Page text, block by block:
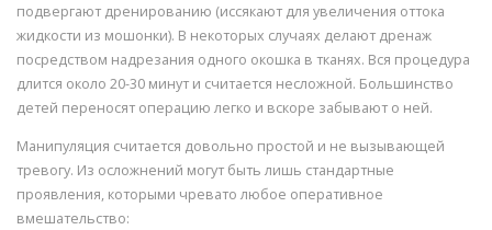
подвергают дренированию (иссякают для увеличения оттока
жидкости из мошонки). В некоторых случаях делают дренаж
посредством надрезания одного окошка в тканях. Вся процедура
длится около 20-30 минут и считается несложной. Большинство
детей переносят операцию легко и вскоре забывают о ней.
Манипуляция считается довольно простой и не вызывающей
тревогу. Из осложнений могут быть лишь стандартные
проявления, которыми чревато любое оперативное
вмешательство: